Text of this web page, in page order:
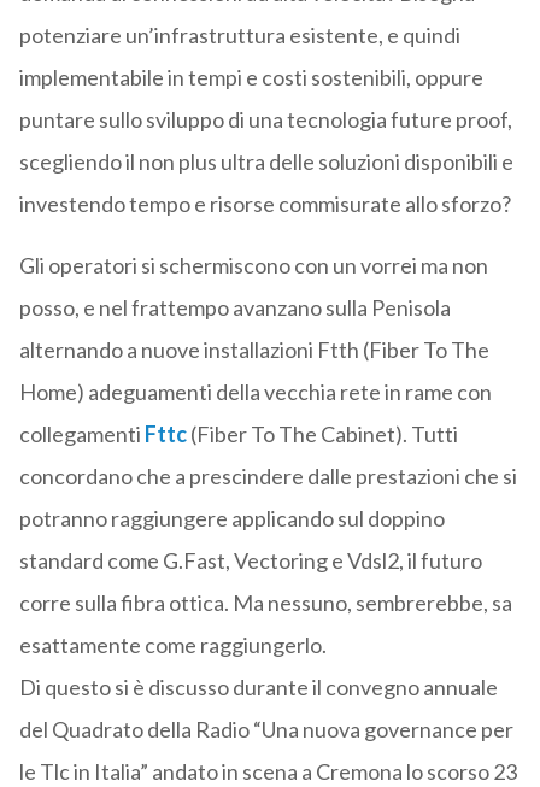
potenziare un’infrastruttura esistente, e quindi
implementabile in tempi e costi sostenibili, oppure
puntare sullo sviluppo di una tecnologia future proof,
scegliendo il non plus ultra delle soluzioni disponibili e
investendo tempo e risorse commisurate allo sforzo?
Gli operatori si schermiscono con un vorrei ma non
posso, e nel frattempo avanzano sulla Penisola
alternando a nuove installazioni Ftth (Fiber To The
Home) adeguamenti della vecchia rete in rame con
collegamenti Fttc(Fiber To The Cabinet). Tutti
concordano che a prescindere dalle prestazioni che si
potranno raggiungere applicando sul doppino
standard come G.Fast, Vectoring e Vdsl2, il futuro
corre sulla fibra ottica. Ma nessuno, sembrerebbe, sa
esattamente come raggiungerlo.
Di questo si è discusso durante il convegno annuale
del Quadrato della Radio “Una nuova governance per
le Tlc in Italia” andato in scena a Cremona lo scorso 23